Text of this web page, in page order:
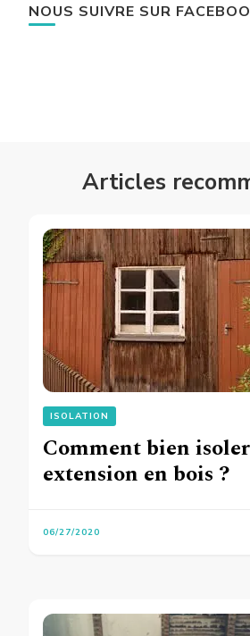
NOUS SUIVRE SUR
Articles
ISOLATION
Comment bien
extension en bois ?
06/27/2020